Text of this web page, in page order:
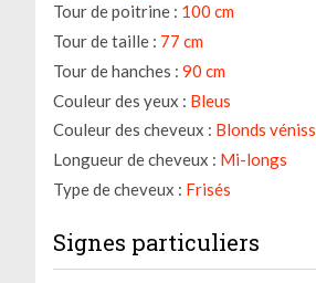
Tour de poitrine : 100 cm
Tour de taille : 77 cm
Tour de hanches : 90 cm
Couleur des yeux : Bleus
Couleur des cheveux : Blonds
Longueur de cheveux : Mi-longs
Type de cheveux : Frisés
Signes particuliers